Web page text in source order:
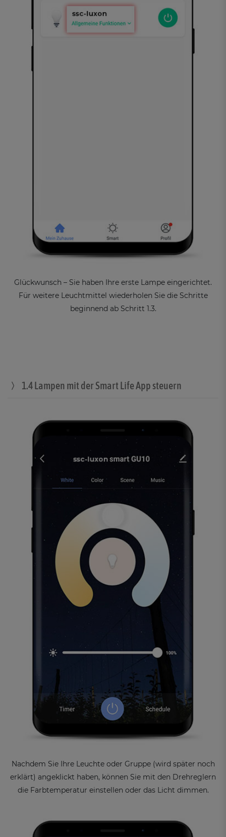
Glückwunsch – Sie haben Ihre erste Lampe eingerichtet.
Für weitere Leuchtmittel wiederholen Sie die Schritte
beginnend ab Schritt 1.3.
1.4 Lampen mit der Smart Life App steuern
Nachdem Sie Ihre Leuchte oder Gruppe (wird später noch
erklärt) angeklickt haben, können Sie mit den Drehreglern
die Farbtemperatur einstellen oder das Licht dimmen.